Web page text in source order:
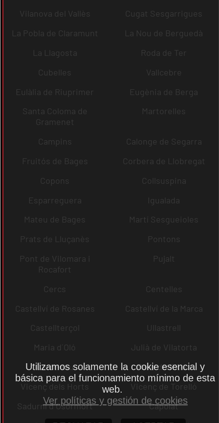
Vilanova del Vallès
Cugat Sesgarrigues
La Pobla de Claramunt
La Nou de Berguedà
La Llagosta
Roda de Ter
Cubelles
Vallcebre
Eulàlia de Riuprimer
Eugènia de Berga
Santa Coloma de
Gramenet
Martorelles
Campins
Calonge de Segarra
Fruitós de Bages
Corbera de Llobregat
Copons
Collsuspina
Esparreguera
Igualada
Mateu de Bages
Martí Sesgueioles
Prats de Lluçanès
Pontons
Pont de Vilomara i
Rocafort
Pujalt
Cercs
Centelles
Castellví de Rosanes
Castellví de la Marca
Castellterçol
Ullastrell
Maria d´Oló
Julià de Vilatorta
Cardedeu
Pere de Ribes
Vicenç dels Horts
Vicenç de Torelló
Sadurní d´Osormort
Capolat
Utilizamos solamente la cookie esencial y
básica para el funcionamiento mínimo de esta
web.
Ver políticas y gestión de cookies